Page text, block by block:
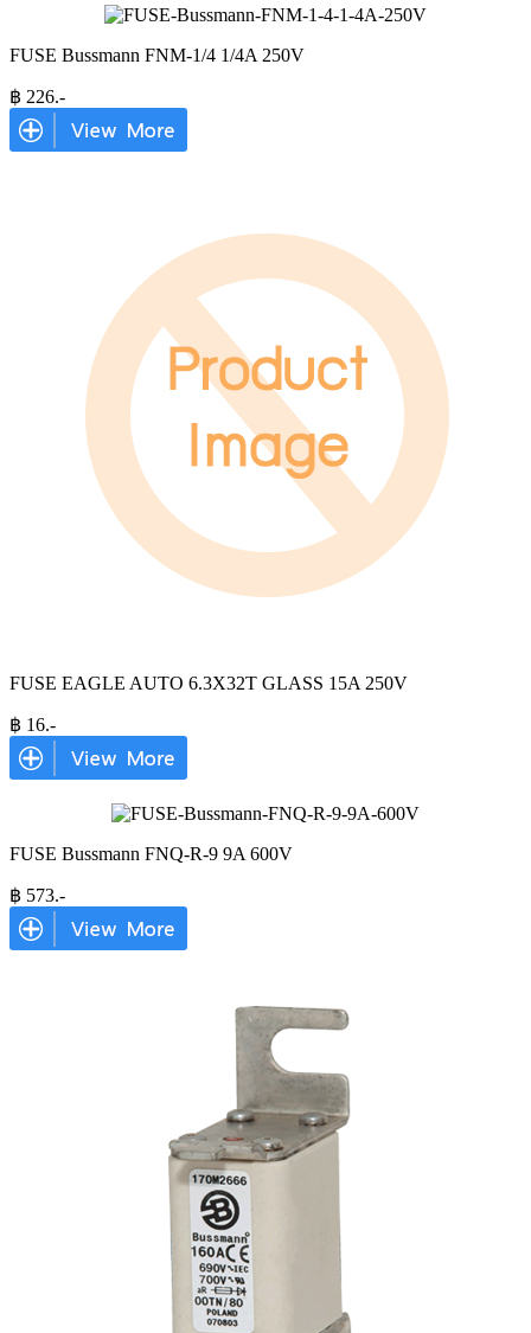
FUSE Bussmann FNM-1/4 1/4A 250V
฿ 226.-
FUSE EAGLE AUTO 6.3X32T GLASS 15A 250V
฿ 16.-
FUSE Bussmann FNQ-R-9 9A 600V
฿ 573.-